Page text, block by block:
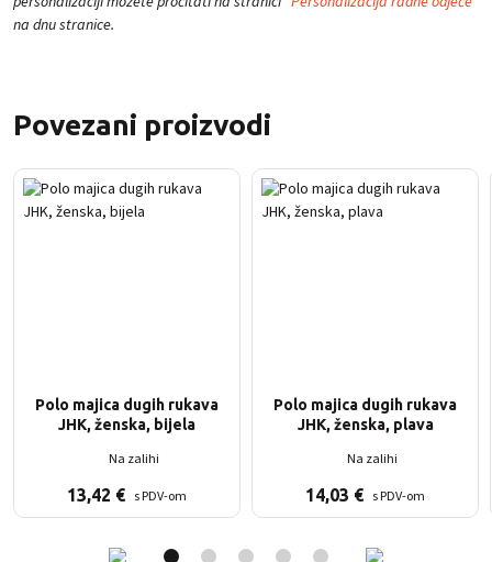
na dnu stranice.
Povezani proizvodi
Polo majica dugih rukava
JHK, ženska, bijela
Na zalihi
13,42 € s PDV-om
Polo majica dugih rukava
JHK, ženska, plava
Na zalihi
14,03 € s PDV-om